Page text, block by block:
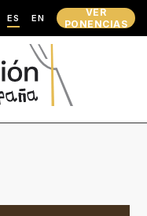
ES EN
VER
PONENCIAS